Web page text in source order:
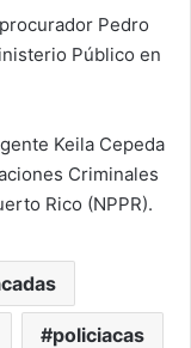
Pedro
Público en
Keila Cepeda
Criminales
Rico (NPPR).
policiacas